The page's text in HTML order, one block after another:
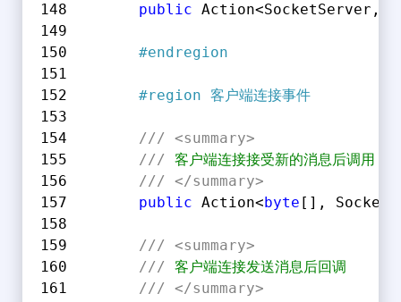
public Action<SocketServer,
#endregion
#region 客户端连接事件
/// <summary>
/// 客户端连接接受新的消息后调用
/// </summary>
public Action< byte [],
/// <summary>
/// 客户端连接发送消息后回调
/// </summary>